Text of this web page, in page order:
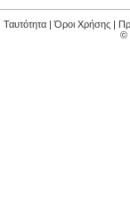
Ταυτότητα |Όροι Χρήσης |
©